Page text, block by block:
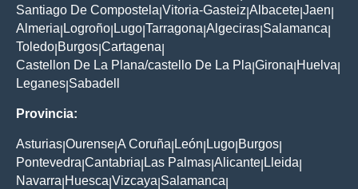
Santiago De Compostela Vitoria-Gasteiz Albacete Jaen
Almeria Logroño Lugo Tarragona Algeciras Salamanca
Toledo Burgos Cartagena
Castellon De La Plana/castello De La Pla Girona Huelva
Leganes Sabadell
Provincia:
Asturias Ourense A Coruña León Lugo Burgos
Pontevedra Cantabria Las Palmas Alicante Lleida
Navarra Huesca Vizcaya Salamanca